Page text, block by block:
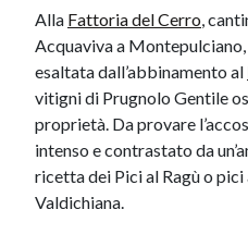
Alla Fattoria del Cerro,
Acquaviva a
esaltata dall’abbinamento al
vitigni di Prugnolo Gentile
proprietà. Da provare
intenso e contrastato da
ricetta dei Pici al Ragù o pici
Valdichiana.